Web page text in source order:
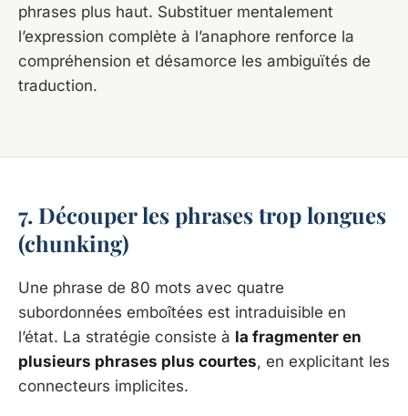
phrases plus haut. Substituer mentalement
l’expression complète à l’anaphore renforce la
compréhension et désamorce les ambiguïtés de
traduction.
7. Découper les phrases trop longues
(chunking)
Une phrase de 80 mots avec quatre
subordonnées emboîtées est intraduisible en
l’état. La stratégie consiste à la fragmenter en
plusieurs phrases plus courtes, en explicitant les
connecteurs implicites.